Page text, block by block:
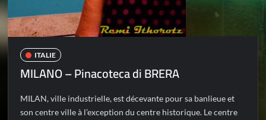
ITALIE
MILANO – Pinacoteca di BRERA
MILAN, ville industrielle, est décevante pour sa banlieue et
son centre ville à l’exception du centre historique. Le centre